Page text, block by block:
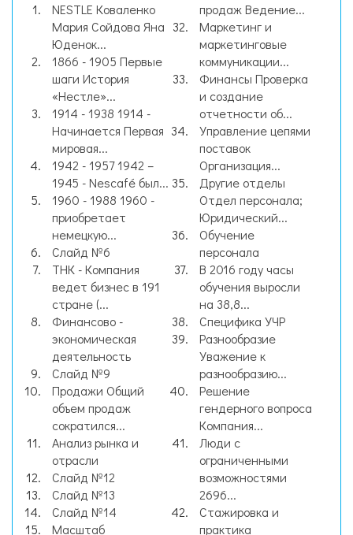
NESTLE Коваленко
Мария Сойдова Яна
Юденок...
1866 - 1905 Первые
шаги История
«Нестле»...
1914 - 1938 1914 -
Начинается Первая
мировая...
1942 - 1957 1942 –
1945 - Nescafé был...
1960 - 1988 1960 -
приобретает
немецкую...
Слайд №6
ТНК - Компания
ведет бизнес в 191
стране (...
Финансово -
экономическая
деятельность
Слайд №9
Продажи Общий
объем продаж
сократился...
Анализ рынка и
отрасли
Слайд №12
Слайд №13
Слайд №14
Масштаб
продаж Ведение...
Маркетинг и
маркетинговые
коммуникации...
Финансы Проверка
и создание
отчетности об...
Управление цепями
поставок
Организация...
Другие отделы
Отдел персонала;
Юридический...
Обучение
персонала
В 2016 году часы
обучения выросли
на 38,8...
Специфика УЧР
Разнообразие
Уважение к
разнообразию...
Решение
гендерного вопроса
Компания...
Люди с
ограниченными
возможностями
2696...
Стажировка и
практика